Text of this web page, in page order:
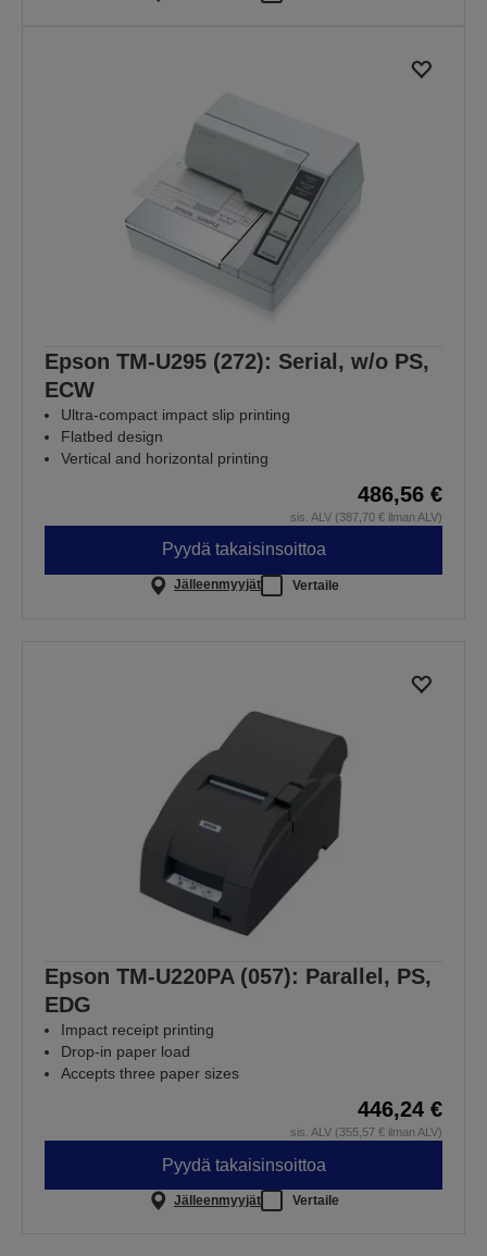
Epson TM-U295 (272): Serial, w/o PS,
ECW
Ultra-compact impact slip printing
Flatbed design
Vertical and horizontal printing
486,56 €
sis. ALV (387,70 € ilman ALV)
Pyydä takaisinsoittoa
Jälleenmyyjät Vertaile
Epson TM-U220PA (057): Parallel, PS,
EDG
Impact receipt printing
Drop-in paper load
Accepts three paper sizes
446,24 €
sis. ALV (355,57 € ilman ALV)
Pyydä takaisinsoittoa
Jälleenmyyjät Vertaile